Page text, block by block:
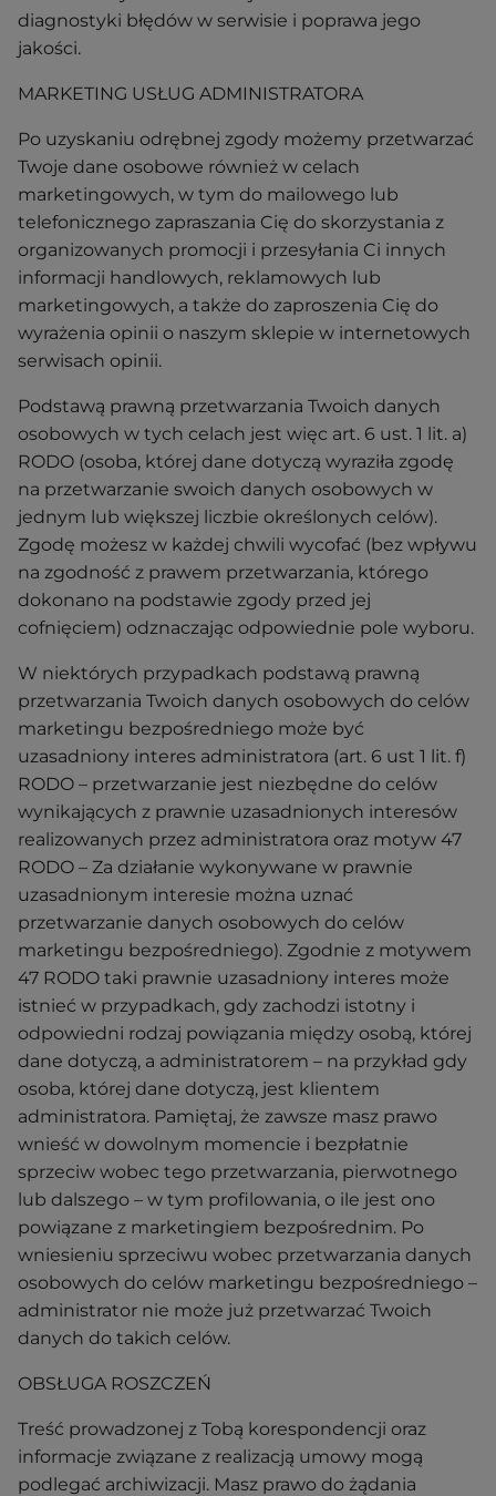
diagnostyki błędów w serwisie i poprawa jego
jakości.
MARKETING USŁUG ADMINISTRATORA
Po uzyskaniu odrębnej zgody możemy przetwarzać
Twoje dane osobowe również w celach
marketingowych, w tym do mailowego lub
telefonicznego zapraszania Cię do skorzystania z
organizowanych promocji i przesyłania Ci innych
informacji handlowych, reklamowych lub
marketingowych, a także do zaproszenia Cię do
wyrażenia opinii o naszym sklepie w internetowych
serwisach opinii.
Podstawą prawną przetwarzania Twoich danych
osobowych w tych celach jest więc art. 6 ust. 1 lit. a)
RODO (osoba, której dane dotyczą wyraziła zgodę
na przetwarzanie swoich danych osobowych w
jednym lub większej liczbie określonych celów).
Zgodę możesz w każdej chwili wycofać (bez wpływu
na zgodność z prawem przetwarzania, którego
dokonano na podstawie zgody przed jej
cofnięciem) odznaczając odpowiednie pole wyboru.
W niektórych przypadkach podstawą prawną
przetwarzania Twoich danych osobowych do celów
marketingu bezpośredniego może być
uzasadniony interes administratora (art. 6 ust 1 lit. f)
RODO – przetwarzanie jest niezbędne do celów
wynikających z prawnie uzasadnionych interesów
realizowanych przez administratora oraz motyw 47
RODO – Za działanie wykonywane w prawnie
uzasadnionym interesie można uznać
przetwarzanie danych osobowych do celów
marketingu bezpośredniego). Zgodnie z motywem
47 RODO taki prawnie uzasadniony interes może
istnieć w przypadkach, gdy zachodzi istotny i
odpowiedni rodzaj powiązania między osobą, której
dane dotyczą, a administratorem – na przykład gdy
osoba, której dane dotyczą, jest klientem
administratora. Pamiętaj, że zawsze masz prawo
wnieść w dowolnym momencie i bezpłatnie
sprzeciw wobec tego przetwarzania, pierwotnego
lub dalszego – w tym profilowania, o ile jest ono
powiązane z marketingiem bezpośrednim. Po
wniesieniu sprzeciwu wobec przetwarzania danych
osobowych do celów marketingu bezpośredniego –
administrator nie może już przetwarzać Twoich
danych do takich celów.
OBSŁUGA ROSZCZEŃ
Treść prowadzonej z Tobą korespondencji oraz
informacje związane z realizacją umowy mogą
podlegać archiwizacji. Masz prawo do żądania